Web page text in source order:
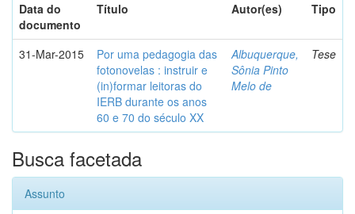
Data do
documento
Título Autor(es) Tipo
31-Mar-2015
Por uma pedagogia das
fotonovelas : instruir e
(in)formar leitoras do
IERB durante os anos
60 e 70 do século XX
Albuquerque,
Sônia Pinto
Melo de
Tese
Busca facetada
Assunto